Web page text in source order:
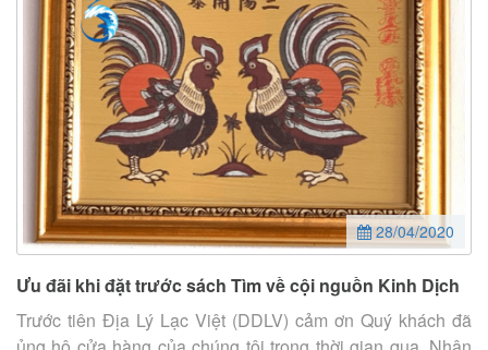
28/04/2020
Ưu đãi khi đặt trước sách Tìm về cội nguồn Kinh Dịch
Trước tiên Địa Lý Lạc Việt (DDLV) cảm ơn Quý khách đã